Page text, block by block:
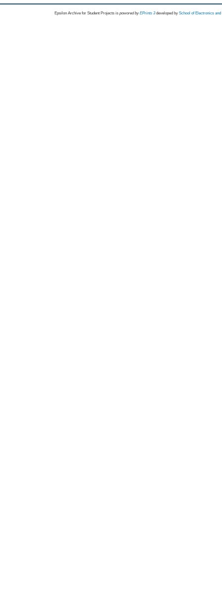
Epsilon Archive for Student Projects is powored byEPrints 3 developed by School of Electronics